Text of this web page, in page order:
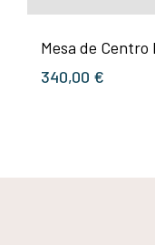
Mesa de
340,00 €